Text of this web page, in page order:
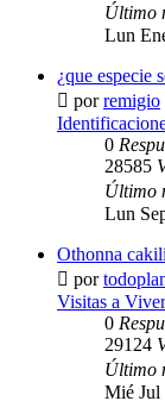
Último
Lun
¿que especie
porremigio
0
28585
Último
Lun
Othonna
por
Visitas a
0
29124
Último
Mié Jul